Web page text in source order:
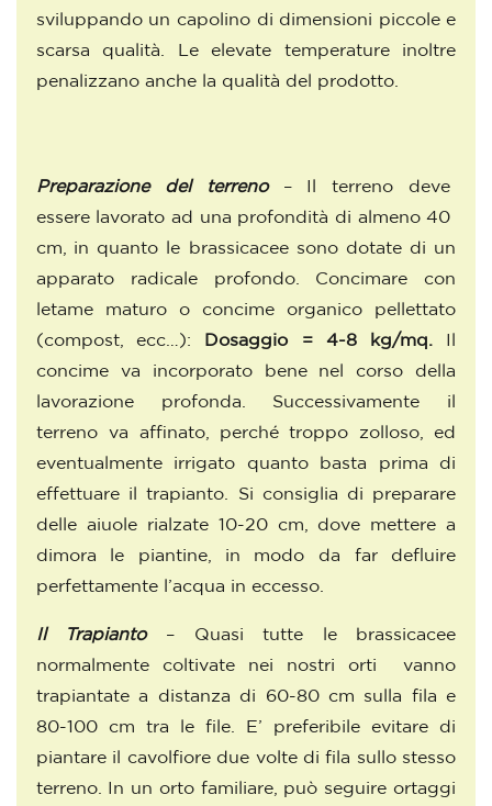
sviluppando un capolino di dimensioni piccole e
scarsa qualità. Le elevate temperature inoltre
penalizzano anche la qualità del prodotto.
Preparazione del terreno– Il terreno deve
essere lavorato ad una profondità di almeno 40
cm, in quanto le brassicacee sono dotate di un
apparato radicale profondo. Concimare con
letame maturo o concime organico pellettato
(compost, ecc…): Dosaggio = 4-8 kg/mq. Il
concime va incorporato bene nel corso della
lavorazione profonda. Successivamente il
terreno va affinato, perché troppo zolloso, ed
eventualmente irrigato quanto basta prima di
effettuare il trapianto. Si consiglia di preparare
delle aiuole rialzate 10-20 cm, dove mettere a
dimora le piantine, in modo da far defluire
perfettamente l’acqua in eccesso.
Il Trapianto– Quasi tutte le brassicacee
normalmente coltivate nei nostri orti vanno
trapiantate a distanza di 60-80 cm sulla fila e
80-100 cm tra le file. E’ preferibile evitare di
piantare il cavolfiore due volte di fila sullo stesso
terreno. In un orto familiare, può seguire ortaggi